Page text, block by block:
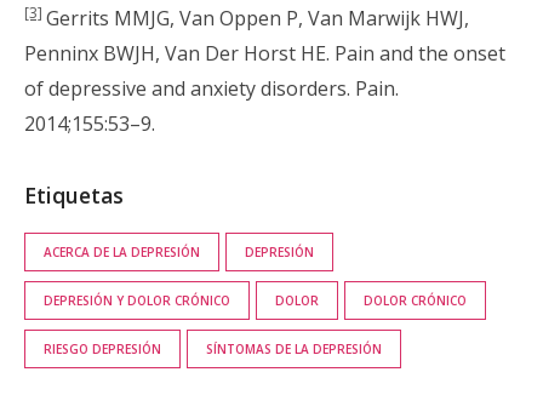
[3] Gerrits MMJG, Van Oppen P, Van Marwijk HWJ,
Penninx BWJH, Van Der Horst HE. Pain and the onset
of depressive and anxiety disorders. Pain.
2014;155:53–9.
Etiquetas
ACERCA DE LA DEPRESIÓN DEPRESIÓN
DEPRESIÓN Y DOLOR CRÓNICO DOLOR DOLOR CRÓNICO
RIESGO DEPRESIÓN SÍNTOMAS DE LA DEPRESIÓN